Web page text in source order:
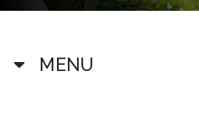
MENU